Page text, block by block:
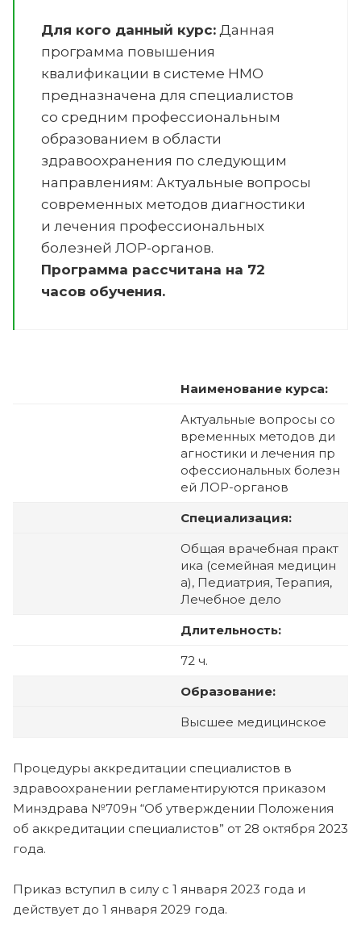
Для кого данный курс: Данная
программа повышения
квалификации в системе НМО
предназначена для специалистов
со средним профессиональным
образованием в области
здравоохранения по следующим
направлениям: Актуальные вопросы
современных методов диагностики
и лечения профессиональных
болезней ЛОР-органов.
Программа рассчитана на 72
часов обучения.
Наименование курса:
Актуальные вопросы со
временных методов ди
агностики и лечения пр
офессиональных болезн
ей ЛОР-органов
Специализация:
Общая врачебная практ
ика (семейная медицин
а), Педиатрия, Терапия,
Лечебное дело
Длительность:
72 ч.
Образование:
Высшее медицинское
Процедуры аккредитации специалистов в
здравоохранении регламентируются приказом
Минздрава №709н “Об утверждении Положения
об аккредитации специалистов” от 28 октября 2023
года.
Приказ вступил в силу с 1 января 2023 года и
действует до 1 января 2029 года.